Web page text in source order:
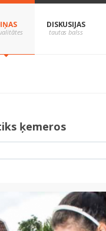
DISKUSIJAS
ķemeros